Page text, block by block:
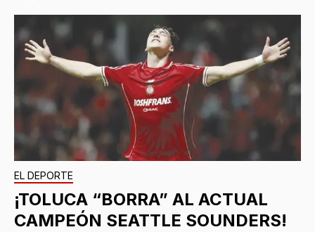
EL DEPORTE
¡TOLUCA “BORRA” AL ACTUAL
CAMPEÓN SEATTLE SOUNDERS!